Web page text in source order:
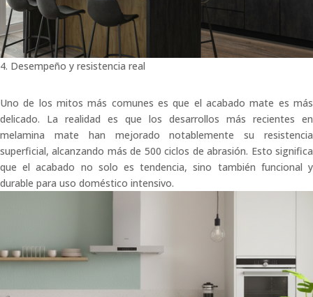
4. Desempeño y resistencia real
Uno de los mitos más comunes es que el acabado mate es más
delicado. La realidad es que los desarrollos más recientes en
melamina mate han mejorado notablemente su resistencia
superficial, alcanzando más de 500 ciclos de abrasión. Esto significa
que el acabado no solo es tendencia, sino también funcional y
durable para uso doméstico intensivo.